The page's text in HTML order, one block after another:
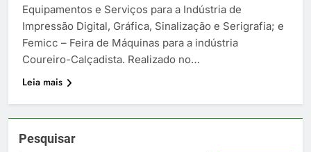
Equipamentos e Serviços para a Indústria de
Impressão Digital, Gráfica, Sinalização e Serigrafia; e
Femicc – Feira de Máquinas para a indústria
Coureiro-Calçadista. Realizado no…
Leia mais
Pesquisar